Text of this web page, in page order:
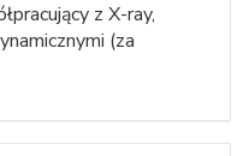
z X-ray,
(za